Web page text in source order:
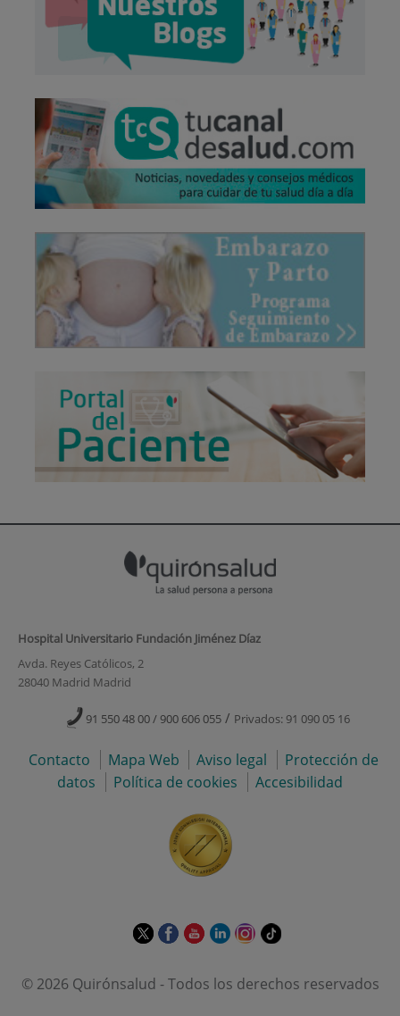
Hospital Universitario Fundación Jiménez Díaz
Avda. Reyes Católicos, 2
28040 Madrid Madrid
91 550 48 00 / 900 606 055 / Privados: 91 090 05 16
Contacto Mapa Web Aviso legal
Protección de
datos
Política de cookies Accesibilidad
Este
abrirá
Este
abrirá
Este
abrirá
Este
abrirá
Este
abrirá
Enlace
aplicación
© 2026 Quirónsalud - Todos los derechos reservados